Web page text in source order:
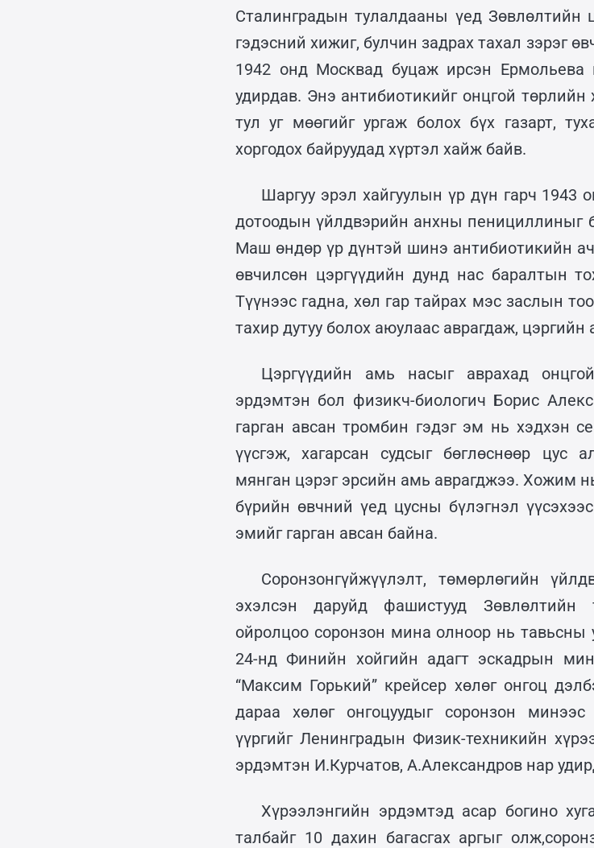
Сталинградын тулалдааны үед Зөвлөлтийн
гэдэсний хижиг, булчин задрах тахал зэрэг
1942 онд Москвад буцаж ирсэн Ермольева
удирдав. Энэ антибиотикийг онцгой төрлийн
тул уг мөөгийг ургаж болох бүх газарт,
хоргодох байруудад хүртэл хайж байв.
Шаргуу эрэл хайгуулын үр дүн гарч 1943
дотоодын үйлдвэрийн анхны пенициллиныг
Маш өндөр үр дүнтэй шинэ антибиотикийн
өвчилсөн цэргүүдийн дунд нас баралтын
Түүнээс гадна, хөл гар тайрах мэс заслын
тахир дутуу болох аюулаас аврагдаж,
Цэргүүдийн амь насыг аврахад
эрдэмтэн бол физикч-биологич Борис
гарган авсан тромбин гэдэг эм нь хэдхэн
үүсгэж, хагарсан судсыг бөглөснөөр цус
мянган цэрэг эрсийн амь аврагджээ. Хожим
бүрийн өвчний үед цусны бүлэгнэл
эмийг гарган авсан байна.
Соронзонгүйжүүлэлт, төмөрлөгийн
эхэлсэн даруйд фашистууд Зөвлөлтийн
ойролцоо соронзон мина олноор нь
24-нд Финийн хойгийн адагт эскадрын
“Максим Горький” крейсер хөлөг онгоц
дараа хөлөг онгоцуудыг соронзон минээс
үүргийг Ленинградын Физик-техникийн
эрдэмтэн И.Курчатов, А.Александров нар
Хүрээлэнгийн эрдэмтэд асар богино
талбайг 10 дахин багасгах аргыг